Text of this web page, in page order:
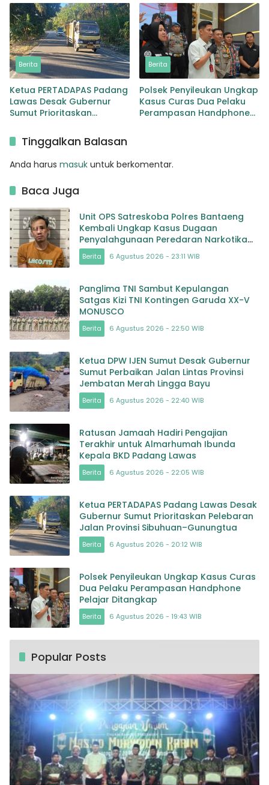
Lingga Bayu
Berita
Ketua PERTADAPAS Padang
Lawas Desak Gubernur
Sumut Prioritaskan
Sibuhuan–Gunungtua
Berita
Polsek Penyileukan Ungkap
Kasus Curas Dua Pelaku
Perampasan Handphone
Tinggalkan Balasan
Anda harus masuk untuk berkomentar.
Baca Juga
Unit OPS Satreskoba Polres Bantaeng
Kembali Ungkap Kasus Dugaan
Penyalahgunaan Peredaran Narkotika
Jenis Sabu
Berita 6 Agustus 2026 - 23:11 WIB
Panglima TNI Sambut Kepulangan
Satgas Kizi TNI Kontingen Garuda XX-V
MONUSCO
Berita 6 Agustus 2026 - 22:50 WIB
Ketua DPW IJEN Sumut Desak Gubernur
Sumut Perbaikan Jalan Lintas Provinsi
Jembatan Merah Lingga Bayu
Berita 6 Agustus 2026 - 22:40 WIB
Ratusan Jamaah Hadiri Pengajian
Terakhir untuk Almarhumah Ibunda
Kepala BKD Padang Lawas
Berita 6 Agustus 2026 - 22:05 WIB
Ketua PERTADAPAS Padang Lawas Desak
Gubernur Sumut Prioritaskan Pelebaran
Jalan Provinsi Sibuhuan–Gunungtua
Berita 6 Agustus 2026 - 20:12 WIB
Polsek Penyileukan Ungkap Kasus Curas
Dua Pelaku Perampasan Handphone
Pelajar Ditangkap
Berita 6 Agustus 2026 - 19:43 WIB
Popular Posts